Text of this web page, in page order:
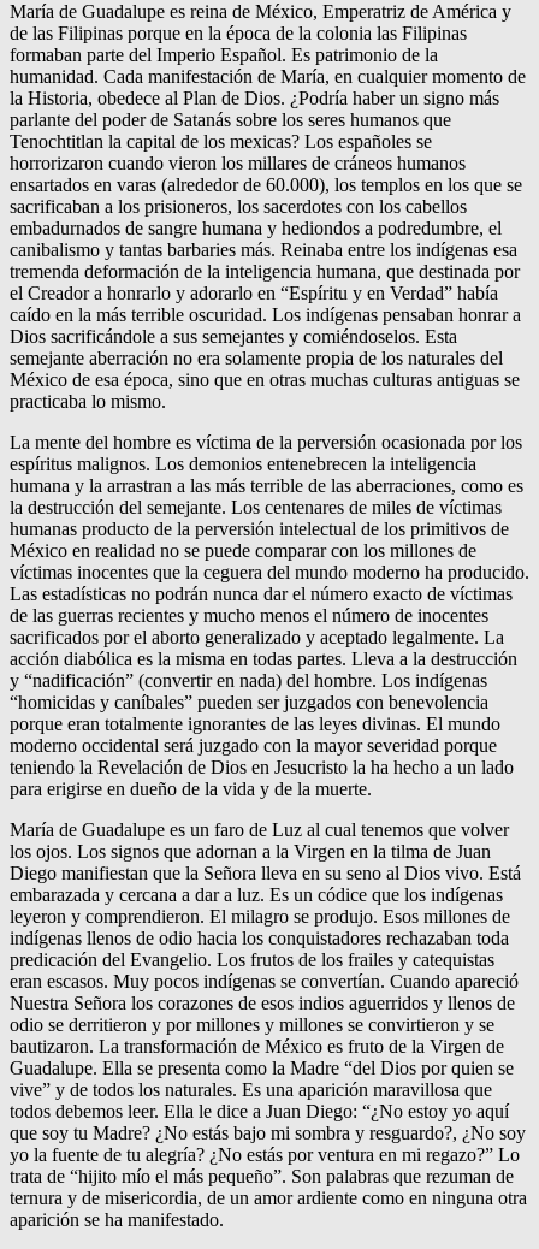
María de Guadalupe es reina de México, Emperatriz de América y
de las Filipinas porque en la época de la colonia las Filipinas
formaban parte del Imperio Español. Es patrimonio de la
humanidad. Cada manifestación de María, en cualquier momento de
la Historia, obedece al Plan de Dios. ¿Podría haber un signo más
parlante del poder de Satanás sobre los seres humanos que
Tenochtitlan la capital de los mexicas? Los españoles se
horrorizaron cuando vieron los millares de cráneos humanos
ensartados en varas (alrededor de 60.000), los templos en los que se
sacrificaban a los prisioneros, los sacerdotes con los cabellos
embadurnados de sangre humana y hediondos a podredumbre, el
canibalismo y tantas barbaries más. Reinaba entre los indígenas esa
tremenda deformación de la inteligencia humana, que destinada por
el Creador a honrarlo y adorarlo en “Espíritu y en Verdad” había
caído en la más terrible oscuridad. Los indígenas pensaban honrar a
Dios sacrificándole a sus semejantes y comiéndoselos. Esta
semejante aberración no era solamente propia de los naturales del
México de esa época, sino que en otras muchas culturas antiguas se
practicaba lo mismo.
La mente del hombre es víctima de la perversión ocasionada por los
espíritus malignos. Los demonios entenebrecen la inteligencia
humana y la arrastran a las más terrible de las aberraciones, como es
la destrucción del semejante. Los centenares de miles de víctimas
humanas producto de la perversión intelectual de los primitivos de
México en realidad no se puede comparar con los millones de
víctimas inocentes que la ceguera del mundo moderno ha producido.
Las estadísticas no podrán nunca dar el número exacto de víctimas
de las guerras recientes y mucho menos el número de inocentes
sacrificados por el aborto generalizado y aceptado legalmente. La
acción diabólica es la misma en todas partes. Lleva a la destrucción
y “nadificación” (convertir en nada) del hombre. Los indígenas
“homicidas y caníbales” pueden ser juzgados con benevolencia
porque eran totalmente ignorantes de las leyes divinas. El mundo
moderno occidental será juzgado con la mayor severidad porque
teniendo la Revelación de Dios en Jesucristo la ha hecho a un lado
para erigirse en dueño de la vida y de la muerte.
María de Guadalupe es un faro de Luz al cual tenemos que volver
los ojos. Los signos que adornan a la Virgen en la tilma de Juan
Diego manifiestan que la Señora lleva en su seno al Dios vivo. Está
embarazada y cercana a dar a luz. Es un códice que los indígenas
leyeron y comprendieron. El milagro se produjo. Esos millones de
indígenas llenos de odio hacia los conquistadores rechazaban toda
predicación del Evangelio. Los frutos de los frailes y catequistas
eran escasos. Muy pocos indígenas se convertían. Cuando apareció
Nuestra Señora los corazones de esos indios aguerridos y llenos de
odio se derritieron y por millones y millones se convirtieron y se
bautizaron. La transformación de México es fruto de la Virgen de
Guadalupe. Ella se presenta como la Madre “del Dios por quien se
vive” y de todos los naturales. Es una aparición maravillosa que
todos debemos leer. Ella le dice a Juan Diego: “¿No estoy yo aquí
que soy tu Madre? ¿No estás bajo mi sombra y resguardo?, ¿No soy
yo la fuente de tu alegría? ¿No estás por ventura en mi regazo?” Lo
trata de “hijito mío el más pequeño”. Son palabras que rezuman de
ternura y de misericordia, de un amor ardiente como en ninguna otra
aparición se ha manifestado.